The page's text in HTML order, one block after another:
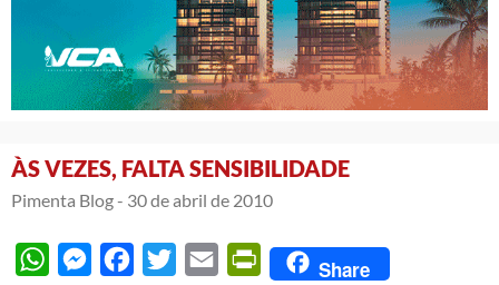
ÀS VEZES, FALTA SENSIBILIDADE
Pimenta Blog - 30 de abril de 2010
WhatsAppMessengerFacebook
Twitter Email PrintFriendly
Share